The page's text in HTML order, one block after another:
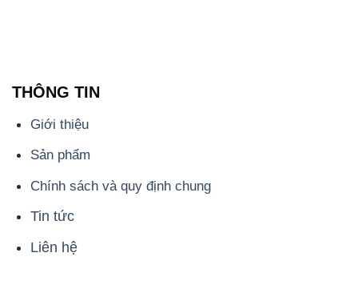
THÔNG TIN
Giới thiệu
Sản phẩm
Chính sách và quy định chung
Tin tức
Liên hệ